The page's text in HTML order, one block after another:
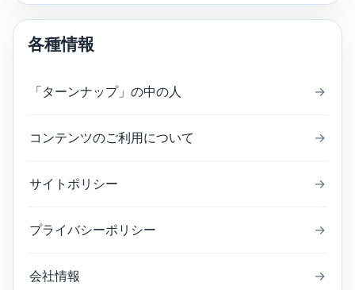
各種情報
「ターンナップ」の中の人 →
コンテンツのご利用について →
サイトポリシー →
プライバシーポリシー →
会社情報 →